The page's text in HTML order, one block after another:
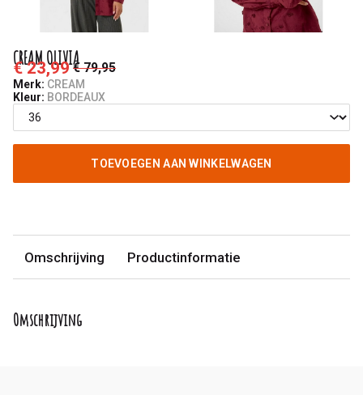
CREAM OLIVIA
€ 23,99 € 79,95
Merk: CREAM
Kleur: BORDEAUX
TOEVOEGEN AAN WINKELWAGEN
Omschrijving Productinformatie
Omschrijving